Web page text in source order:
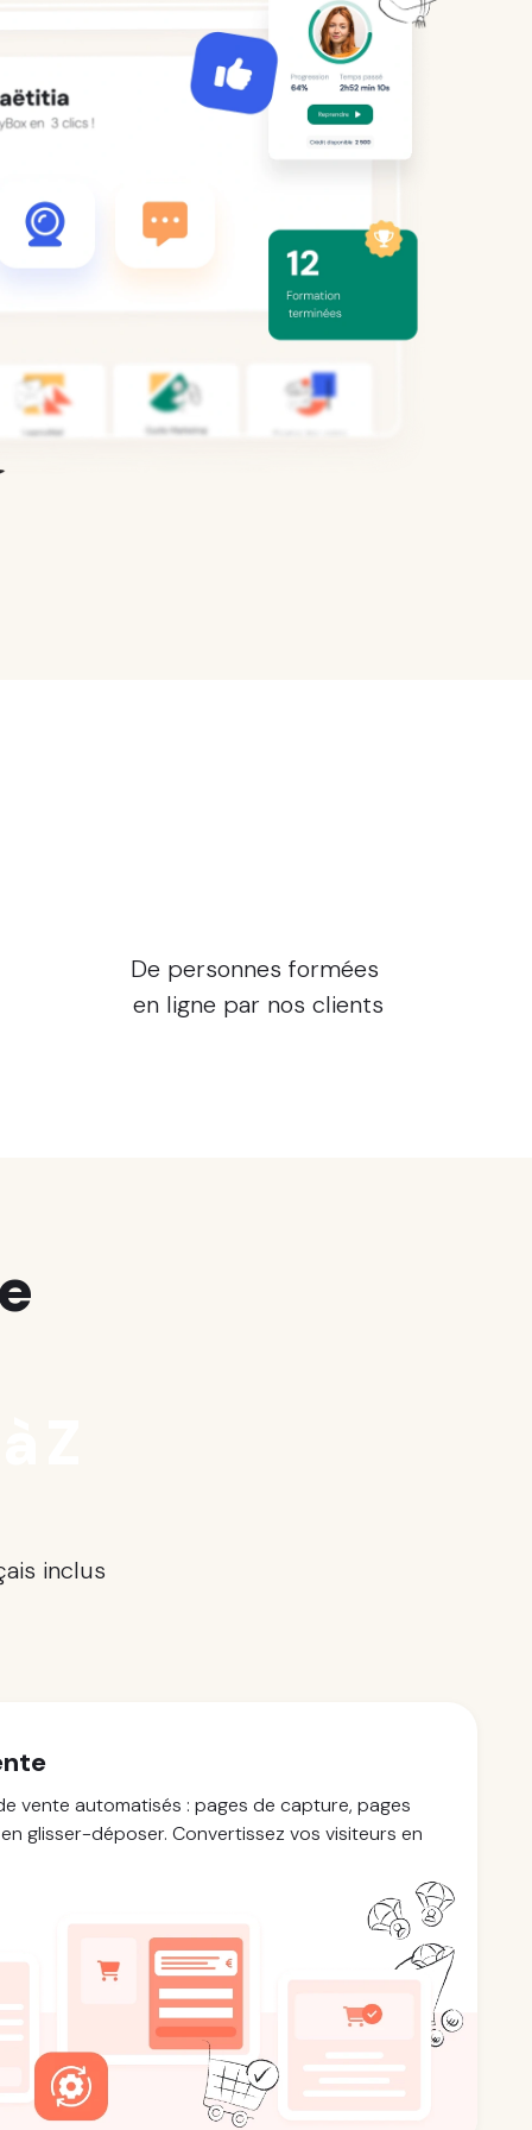
De personnes formées
en ligne par nos clients
inclus
vente automatisés : pages de capture, pages
glisser-déposer. Convertissez vos visiteurs en